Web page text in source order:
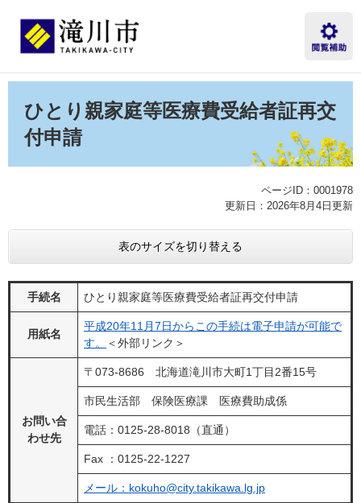
先
を
ひとり親家庭等医療費受給者証再交
付申請
ページID：0001978
更新日：2026年8月4日更新
表のサイズを切り替える
手続名 ひとり親家庭等医療費受給者証再交付申請
用紙名
平成20年11月7日からこの手続は電子申請が可能で
す。
＜外部リンク＞
お問い合
わせ先
〒073-8686 北海道滝川市大町1丁目2番15号
市民生活部 保険医療課 医療費助成係
電話：0125-28-8018（直通）
Fax ：0125-22-1227
メール：kokuho@city.takikawa.lg.jp